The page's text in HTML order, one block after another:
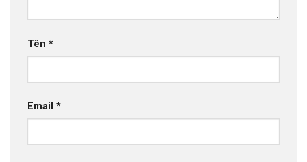
Tên *
Email *